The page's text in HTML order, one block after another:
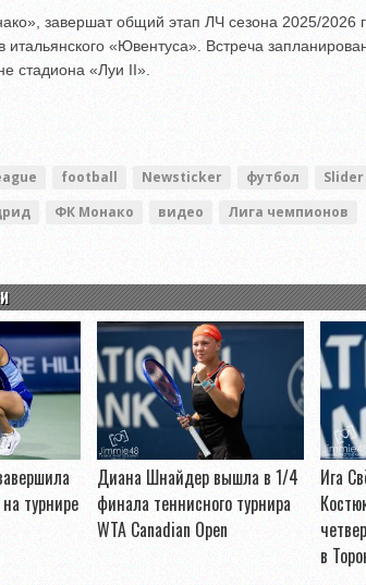
завершат общий этап ЛЧ сезона 2025/2026
итальянского «Ювентуса». Встреча
стадиона «Луи II».
football Newsticker футбол Slider
ФК Монако видео Лига чемпионов
турнире
Диана Шнайдер вышла в 1/4
финала теннисного турнира
WTA Canadian Open
Ига
в